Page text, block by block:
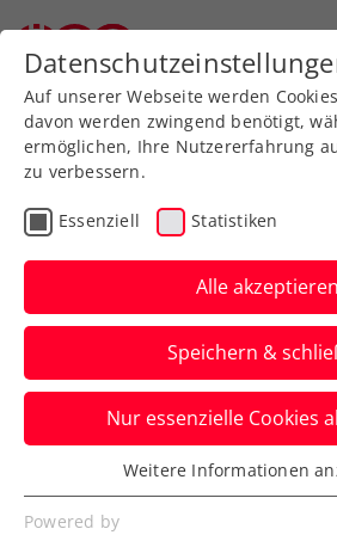
Zurück zur Newsübersicht
Verbands-Info
Internationale
Auszeichnung
Einsatz für den
Frauensport
Wie 2023 wird der
Tennisverband durch die
Equality Award prämiert.
Auf unserer Webseite werden
davon werden zwingend benötigt,
ermöglichen, Ihre Nutzererfahrung
zu verbessern.
Essenziell Statistiken
Alle akzeptieren
Speichern &
Nur essenzielle Cookies
Essenziell
Essenzielle Cookies werden für
Weitere Informationen
Powered by